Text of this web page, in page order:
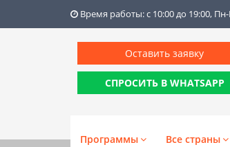
Время работы: с 10:00 до 19:00,
Оставить заявку
СПРОСИТЬ В WHATSAPP
Программы Все страны